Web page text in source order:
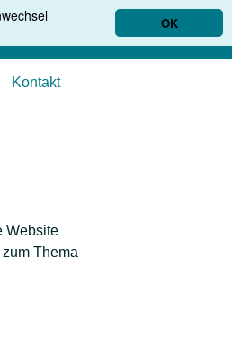
OK
Kontakt
Website
Thema